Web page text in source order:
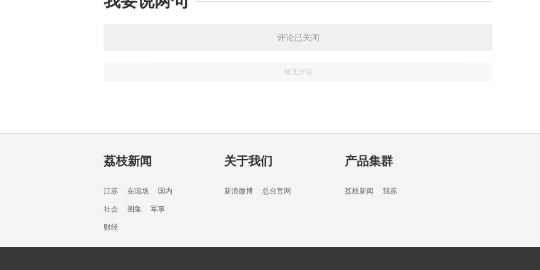
评论已关闭
暂无评论
荔枝新闻
江苏 在现场 国内
社会 图集 军事
财经
关于我们
新浪微博 总台官网
产品集群
荔枝新闻 我苏